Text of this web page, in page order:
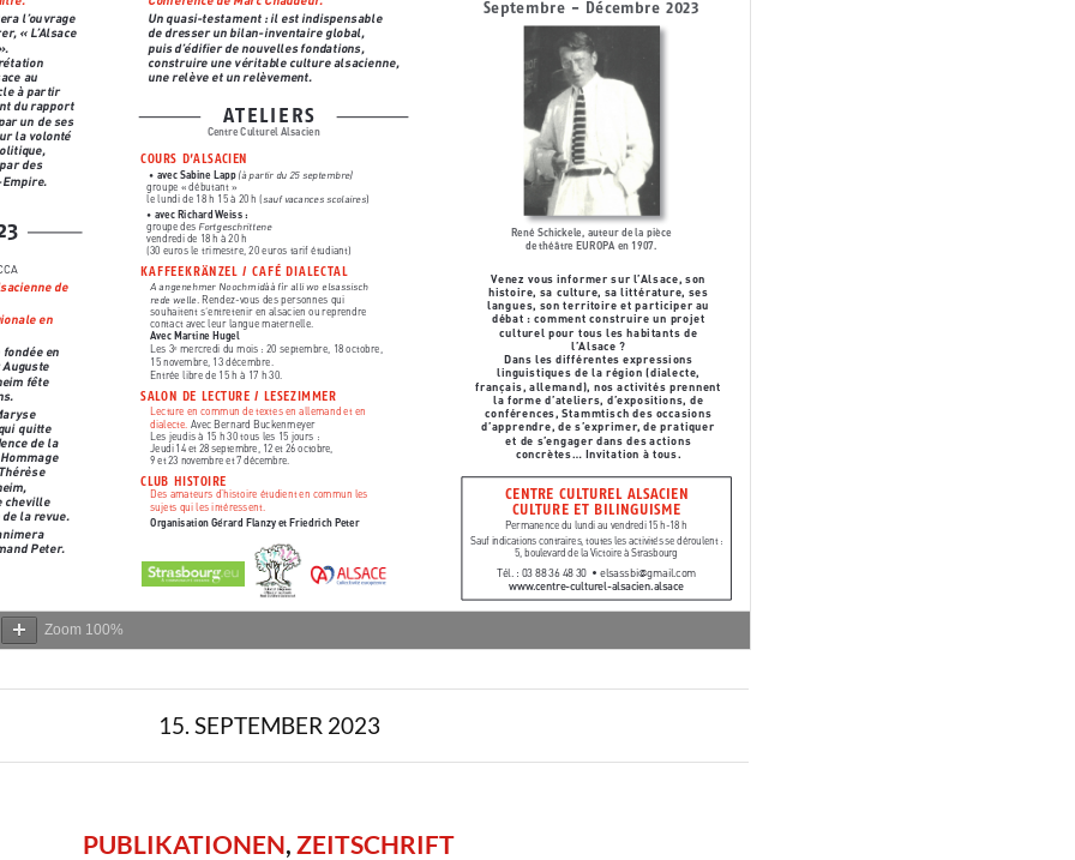
Zoom 100%
15. SEPTEMBER 2023
PUBLIKATIONEN, ZEITSCHRIFT